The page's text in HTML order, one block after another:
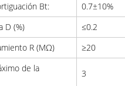
Bt:
0.7±10%
D (%)
≤0.2
R (MΩ)
≥20
de la
3